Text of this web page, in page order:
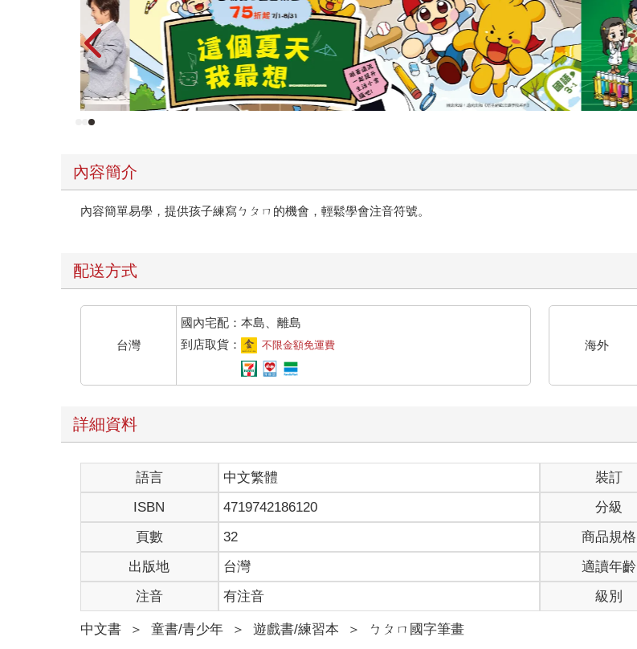
內容簡介
內容簡單易學，提供孩子練寫ㄅㄆㄇ的機會，輕鬆學會注音符號。
配送方式
台灣
國內宅配：本島、離島
到店取貨：
不限金額免運費 海外
詳細資料
語言 中文繁體 裝訂
ISBN
4719742186120 分級
頁數
32 商品規格
出版地
台灣 適讀年齡
注音
有注音 級別
中文書 ＞ 童書/青少年 ＞ 遊戲書/練習本 ＞ ㄅㄆㄇ國字筆畫